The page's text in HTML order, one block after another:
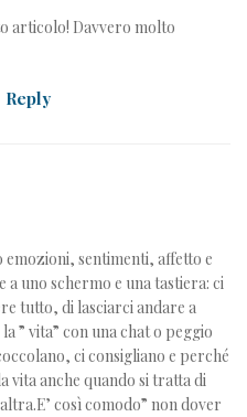
articolo! Davvero molto
Reply
sentimenti, affetto e
a uno schermo e una tastiera: ci
tutto, di lasciarci andare a
” vita” con una chat o peggio
ci consigliano e perché
vita anche quando si tratta di
così comodo” non dover